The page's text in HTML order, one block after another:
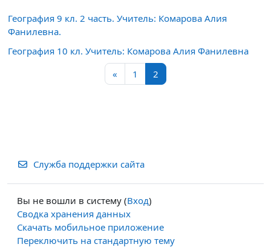
География 9 кл. 2 часть. Учитель: Комарова Алия
Фанилевна.
География 10 кл. Учитель: Комарова Алия Фанилевна
« Предыдущая страница
1 Страница 1
2
Служба поддержки сайта
Вы не вошли в систему (Вход)
Сводка хранения данных
Скачать мобильное приложение
Переключить на стандартную тему